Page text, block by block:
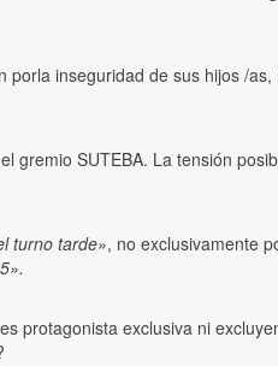
inseguridad de sus hijos /
gremio SUTEBA. La tensión
turno tarde», no exclusivamente
protagonista exclusiva ni